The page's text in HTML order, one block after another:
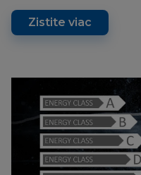
Zistite viac